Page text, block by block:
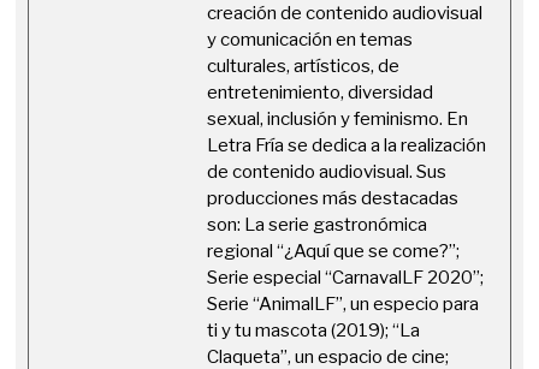
creación de contenido audiovisual
y comunicación en temas
culturales, artísticos, de
entretenimiento, diversidad
sexual, inclusión y feminismo. En
Letra Fría se dedica a la realización
de contenido audiovisual. Sus
producciones más destacadas
son: La serie gastronómica
regional “¿Aquí que se come?”;
Serie especial “CarnavalLF 2020”;
Serie “AnimalLF”, un especio para
ti y tu mascota (2019); “La
Claqueta”, un espacio de cine;